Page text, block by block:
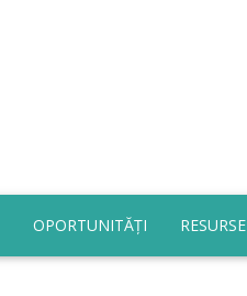
OPORTUNITĂȚI RESURSE